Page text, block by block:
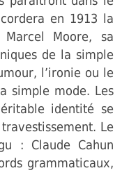
en 1913 la
Moore, sa
de la simple
l’ironie ou le
simple mode. Les
identité se
Le
: Claude Cahun
grammaticaux,